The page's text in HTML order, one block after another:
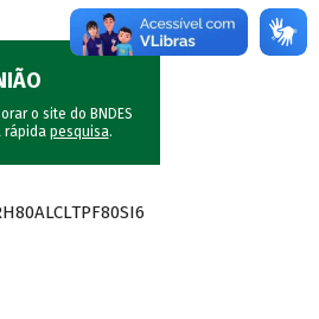
o site do BNDES
rápida pesquisa.